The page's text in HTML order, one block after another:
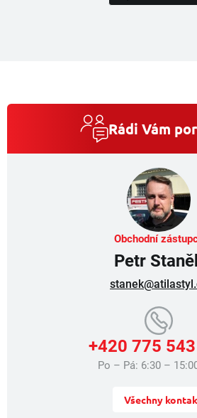
Rádi Vám
Obchodní
Petr
+420 775
Po – Pá: 6:30 –
Všechny